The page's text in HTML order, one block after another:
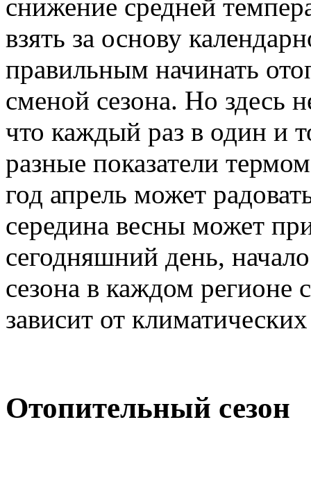
снижение средней
взять за основу
правильным начинать
сменой сезона. Но здесь
что каждый раз в один и
разные показатели
год апрель может
середина весны может
сегодняшний день,
сезона в каждом регионе
зависит от
Отопительный сезон